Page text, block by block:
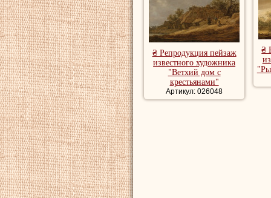
₴ Репродукция пейзаж
известного художника
"Ветхий дом с
крестьянами"
Артикул: 026048
₴